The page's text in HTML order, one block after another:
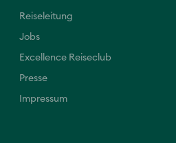
Reiseleitung
Jobs
Excellence Reiseclub
Presse
Impressum